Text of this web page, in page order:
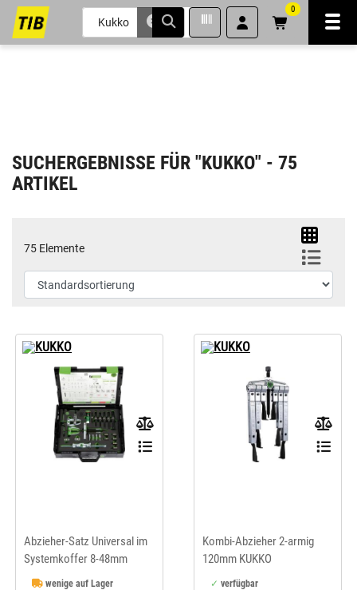
0
SUCHERGEBNISSE FÜR "KUKKO" - 75
ARTIKEL
75 Elemente
Abzieher-Satz Universal im
Systemkoffer 8-48mm
KUKKOwenige auf Lager
Kombi-Abzieher 2-armig
120mm KUKKO
verfügbar